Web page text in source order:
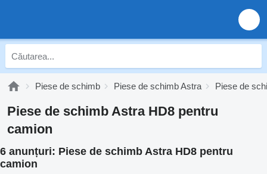
Piese de schimb Piese de schimb Astra Piese de
Piese de schimb Astra HD8 pentru
camion
6 anunțuri: Piese de schimb Astra HD8 pentru
camion